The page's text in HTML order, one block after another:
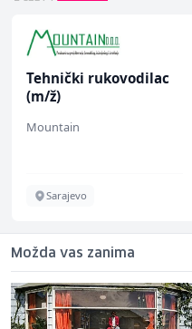
Tehnički rukovodilac
(m/ž)
Mountain
Sarajevo
Možda vas zanima